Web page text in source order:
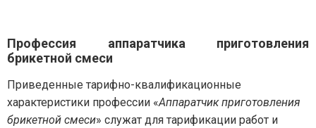
Профессия аппаратчика приготовления
брикетной смеси
Приведенные тарифно-квалификационные
характеристики профессии «Аппаратчик приготовления
брикетной смеси» служат для тарификации работ и